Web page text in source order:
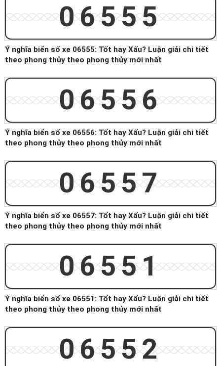
06555
Ý nghĩa biển số xe 06555: Tốt hay Xấu? Luận giải chi tiết
theo phong thủy theo phong thủy mới nhất
06556
Ý nghĩa biển số xe 06556: Tốt hay Xấu? Luận giải chi tiết
theo phong thủy theo phong thủy mới nhất
06557
Ý nghĩa biển số xe 06557: Tốt hay Xấu? Luận giải chi tiết
theo phong thủy theo phong thủy mới nhất
06551
Ý nghĩa biển số xe 06551: Tốt hay Xấu? Luận giải chi tiết
theo phong thủy theo phong thủy mới nhất
06552